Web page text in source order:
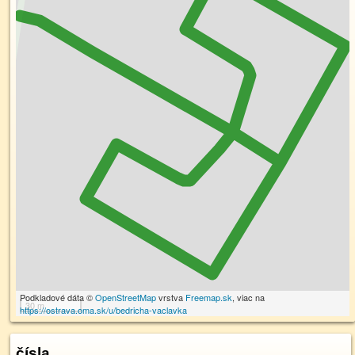
30 m
Podkladové dáta ©OpenStreetMapvrstva Freemap.sk, viac na
https://ostrava.oma.sk/u/bedricha-vaclavka